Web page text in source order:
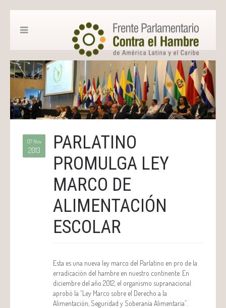
07 Nov
2013
PARLATINO
PROMULGA LEY
MARCO DE
ALIMENTACIÓN
ESCOLAR
Esta es una nueva ley marco del Parlatino en pro de la
erradicación del hambre en nuestro continente. En
diciembre del año 2012, el organismo supranacional
aprobó la “Ley Marco sobre el Derecho a la
Alimentación, Seguridad y Soberanía Alimentaria”.